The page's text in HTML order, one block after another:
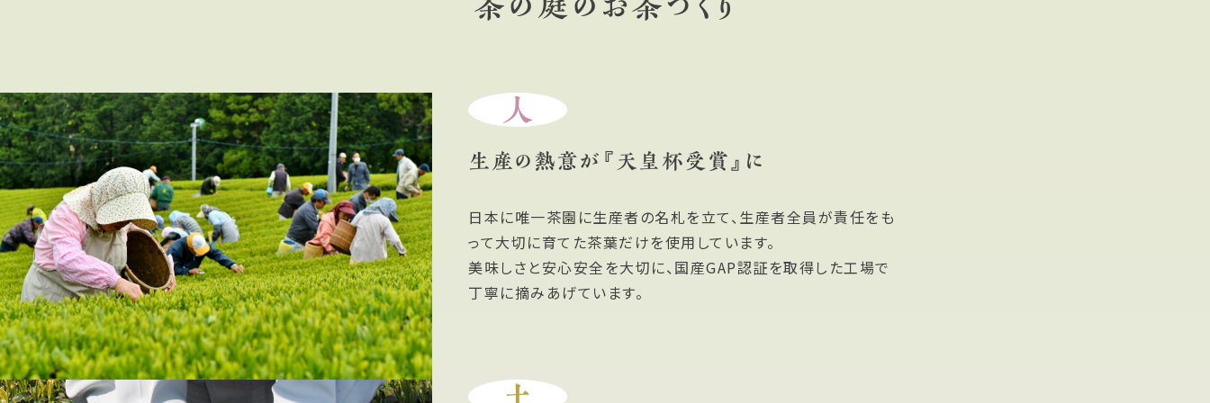
人
生産の熱意が『天皇杯受賞』に
日本に唯一茶園に生産者の名札を立て、生産者全員が責任をも
って大切に育てた茶葉だけを使用しています。
美味しさと安心安全を大切に、国産GAP認証を取得した工場で
丁寧に摘みあげています。